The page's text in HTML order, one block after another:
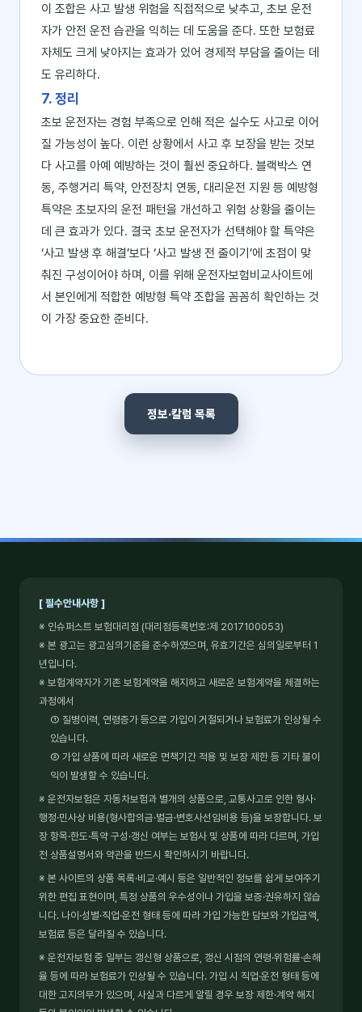
이 조합은 사고 발생 위험을 직접적으로 낮추고, 초보 운전
자가 안전 운전 습관을 익히는 데 도움을 준다. 또한 보험료
자체도 크게 낮아지는 효과가 있어 경제적 부담을 줄이는 데
도 유리하다.
7. 정리
초보 운전자는 경험 부족으로 인해 적은 실수도 사고로 이어
질 가능성이 높다. 이런 상황에서 사고 후 보장을 받는 것보
다 사고를 아예 예방하는 것이 훨씬 중요하다. 블랙박스 연
동, 주행거리 특약, 안전장치 연동, 대리운전 지원 등 예방형
특약은 초보자의 운전 패턴을 개선하고 위험 상황을 줄이는
데 큰 효과가 있다. 결국 초보 운전자가 선택해야 할 특약은
‘사고 발생 후 해결’보다 ‘사고 발생 전 줄이기’에 초점이 맞
춰진 구성이어야 하며, 이를 위해 운전자보험비교사이트에
서 본인에게 적합한 예방형 특약 조합을 꼼꼼히 확인하는 것
이 가장 중요한 준비다.
정보·칼럼 목록
[ 필수안내사항 ]
※ 인슈퍼스트 보험대리점 (대리점등록번호:제 2017100053)
※ 본 광고는 광고심의기준을 준수하였으며, 유효기간은 심의일로부터 1
년입니다.
※ 보험계약자가 기존 보험계약을 해지하고 새로운 보험계약을 체결하는
과정에서
① 질병이력, 연령증가 등으로 가입이 거절되거나 보험료가 인상될 수
있습니다.
② 가입 상품에 따라 새로운 면책기간 적용 및 보장 제한 등 기타 불이
익이 발생할 수 있습니다.
※ 운전자보험은 자동차보험과 별개의 상품으로, 교통사고로 인한 형사·
행정·민사상 비용(형사합의금·벌금·변호사선임비용 등)을 보장합니다. 보
장 항목·한도·특약 구성·갱신 여부는 보험사 및 상품에 따라 다르며, 가입
전 상품설명서와 약관을 반드시 확인하시기 바랍니다.
※ 본 사이트의 상품 목록·비교·예시 등은 일반적인 정보를 쉽게 보여주기
위한 편집 표현이며, 특정 상품의 우수성이나 가입을 보증·권유하지 않습
니다. 나이·성별·직업·운전 형태 등에 따라 가입 가능한 담보와 가입금액,
보험료 등은 달라질 수 있습니다.
※ 운전자보험 중 일부는 갱신형 상품으로, 갱신 시점의 연령·위험률·손해
율 등에 따라 보험료가 인상될 수 있습니다. 가입 시 직업·운전 형태 등에
대한 고지의무가 있으며, 사실과 다르게 알릴 경우 보장 제한·계약 해지